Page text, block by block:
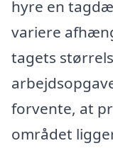
hyre en
variere
tagets
forvente, at
området